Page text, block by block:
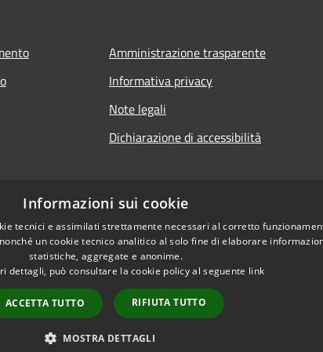
Amministrazione trasparente
Informativa privacy
Note legali
Dichiarazione di accessibilità
Copyright © 2026 • Comune di
Informazioni sui cookie
tecnici e assimilati strettamente necessari al corretto
un cookie tecnico analitico al solo fine di elaborare
statistiche, aggregate e anonime.
dettagli, può consultare la cookie policy al seguente link
ACCETTA TUTTO RIFIUTA TUTTO
MOSTRA DETTAGLI